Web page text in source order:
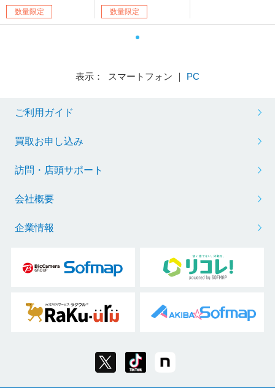
数量限定 数量限定
表示： スマートフォン ｜ PC
ご利用ガイド
買取お申し込み
訪問・店頭サポート
会社概要
企業情報